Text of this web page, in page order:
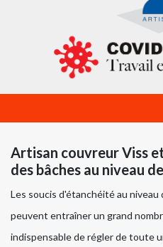
Artisan couvreur Viss
des bâches au niveau
Les soucis d'étanchéité au
peuvent entraîner un grand
indispensable de régler de toute